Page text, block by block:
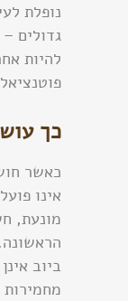
נופלת
גדולים
להיות
כך
כאשר
אינו
מונעת,
ביוב